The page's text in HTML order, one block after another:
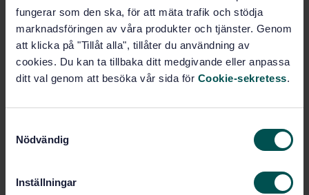
fungerar som den ska, för att mäta trafik och stödja
marknadsföringen av våra produkter och tjänster. Genom
att klicka på "Tillåt alla", tillåter du användning av
cookies. Du kan ta tillbaka ditt medgivande eller anpassa
ditt val genom att besöka vår sida för Cookie-sekretess.
Nödvändig
Inställningar
20623:2003)
Prenumerera på standarden - Läs mer
PDF
Fler alternativ
Produktinformation